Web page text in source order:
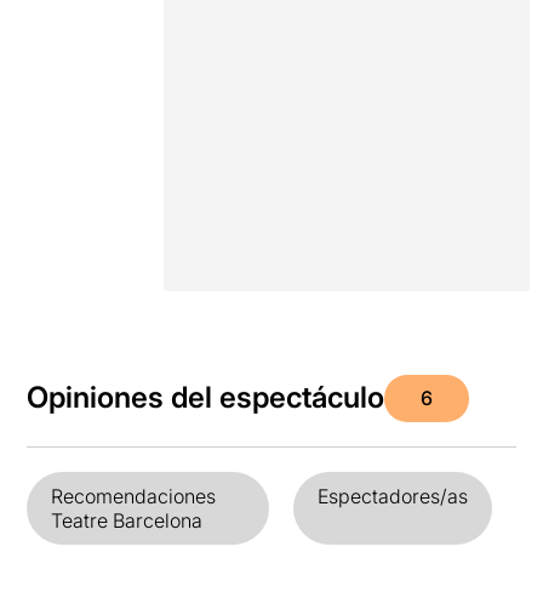
Opiniones del espectáculo 6
Recomendaciones
Teatre Barcelona
Espectadores/as